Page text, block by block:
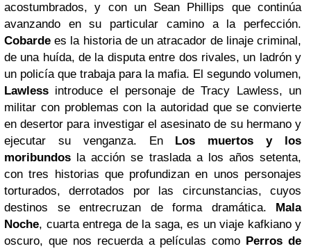
acostumbrados, y con un Sean Phillips que continúa
avanzando en su particular camino a la perfección.
Cobarde es la historia de un atracador de linaje criminal,
de una huída, de la disputa entre dos rivales, un ladrón y
un policía que trabaja para la mafia. El segundo volumen,
Lawless introduce el personaje de Tracy Lawless, un
militar con problemas con la autoridad que se convierte
en desertor para investigar el asesinato de su hermano y
ejecutar su venganza. En Los muertos y los
moribundos la acción se traslada a los años setenta,
con tres historias que profundizan en unos personajes
torturados, derrotados por las circunstancias, cuyos
destinos se entrecruzan de forma dramática. Mala
Noche, cuarta entrega de la saga, es un viaje kafkiano y
oscuro, que nos recuerda a películas como Perros de